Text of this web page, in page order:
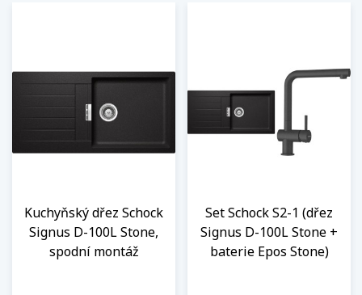
Kuchyňský dřez Schock
Signus D-100L Stone,
spodní montáž
Set Schock S2-1 (dřez
Signus D-100L Stone +
baterie Epos Stone)